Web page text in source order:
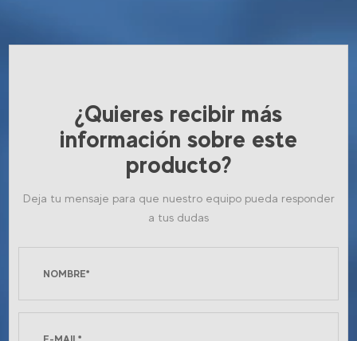
¿Quieres recibir más
información sobre este
producto?
Deja tu mensaje para que nuestro equipo pueda responder
a tus dudas